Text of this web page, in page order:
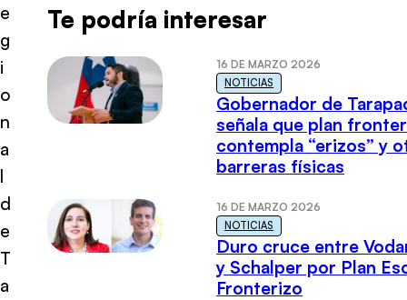
e
g
i
o
n
a
l
d
e
T
a
Te podría interesar
16 DE MARZO 2026
NOTICIAS
Gobernador de
señala que plan
contempla “erizos” y
barreras físicas
16 DE MARZO 2026
NOTICIAS
Duro cruce entre
y Schalper por Plan
Fronterizo